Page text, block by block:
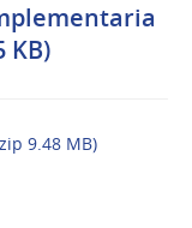
KB)
9.48 MB)